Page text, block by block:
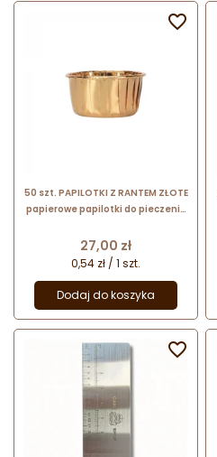
50 szt. PAPILOTKI Z RANTEM ZŁOTE
papierowe papilotki do pieczenia
złotym
Cena
27,00 zł
0,54 zł / 1 szt.
Dodaj do koszyka

